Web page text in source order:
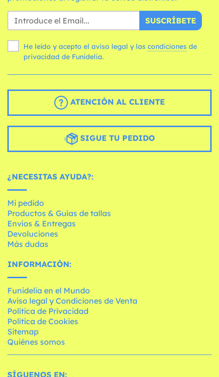
SUSCRÍBETE
He leído y acepto el aviso legal y las condiciones
privacidad de Funidelia.
ATENCIÓN AL CLIENTE
SIGUE TU PEDIDO
¿NECESITAS AYUDA?:
Mi pedido
Productos & Guías de tallas
Envíos & Entregas
Devoluciones
Más dudas
INFORMACIÓN:
Funidelia en el Mundo
Aviso legal y Condiciones de Venta
Política de Privacidad
Política de Cookies
Sitemap
Quiénes somos
SÍGUENOS EN: